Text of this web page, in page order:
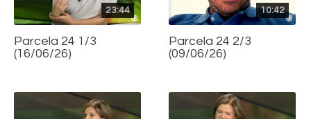
23:44
Parcela 24 1/3
(16/06/26)
10:42
Parcela 24 2/3
(09/06/26)